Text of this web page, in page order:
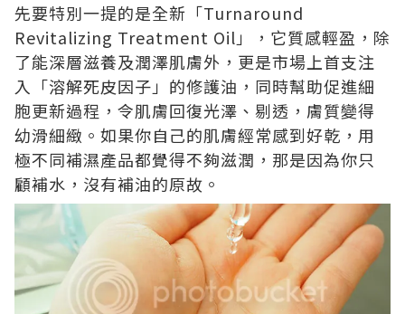
先要特別一提的是全新「Turnaround
Revitalizing Treatment Oil」，它質感輕盈，除
了能深層滋養及潤澤肌膚外，更是市場上首支注
入「溶解死皮因子」的修護油，同時幫助促進細
胞更新過程，令肌膚回復光澤、剔透，膚質變得
幼滑細緻。如果你自己的肌膚經常感到好乾，用
極不同補濕產品都覺得不夠滋潤，那是因為你只
顧補水，沒有補油的原故。